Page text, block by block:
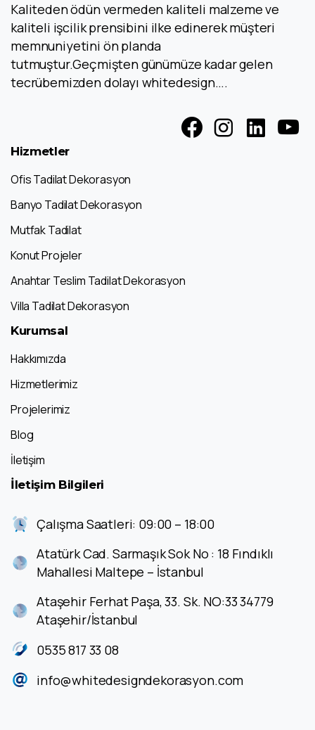
Kaliteden ödün vermeden kaliteli malzeme ve
kaliteli işcilik prensibini ilke edinerek müşteri
memnuniyetini ön planda
tutmuştur.Geçmişten günümüze kadar gelen
tecrübemizden dolayı whitedesign….
Hizmetler
Ofis Tadilat Dekorasyon
Banyo Tadilat Dekorasyon
Mutfak Tadilat
Konut Projeler
Anahtar Teslim Tadilat Dekorasyon
Villa Tadilat Dekorasyon
Kurumsal
Hakkımızda
Hizmetlerimiz
Projelerimiz
Blog
İletişim
İletişim Bilgileri
Çalışma Saatleri: 09:00 – 18:00
Atatürk Cad. Sarmaşık Sok No : 18 Fındıklı
Mahallesi Maltepe – İstanbul
Ataşehir Ferhat Paşa, 33. Sk. NO:33 34779
Ataşehir/İstanbul
0535 817 33 08
info@whitedesigndekorasyon.com